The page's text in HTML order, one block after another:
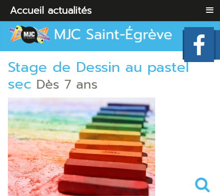
Stage de Dessin au pastel
sec Dès 7 ans
Accueil actualités ≡